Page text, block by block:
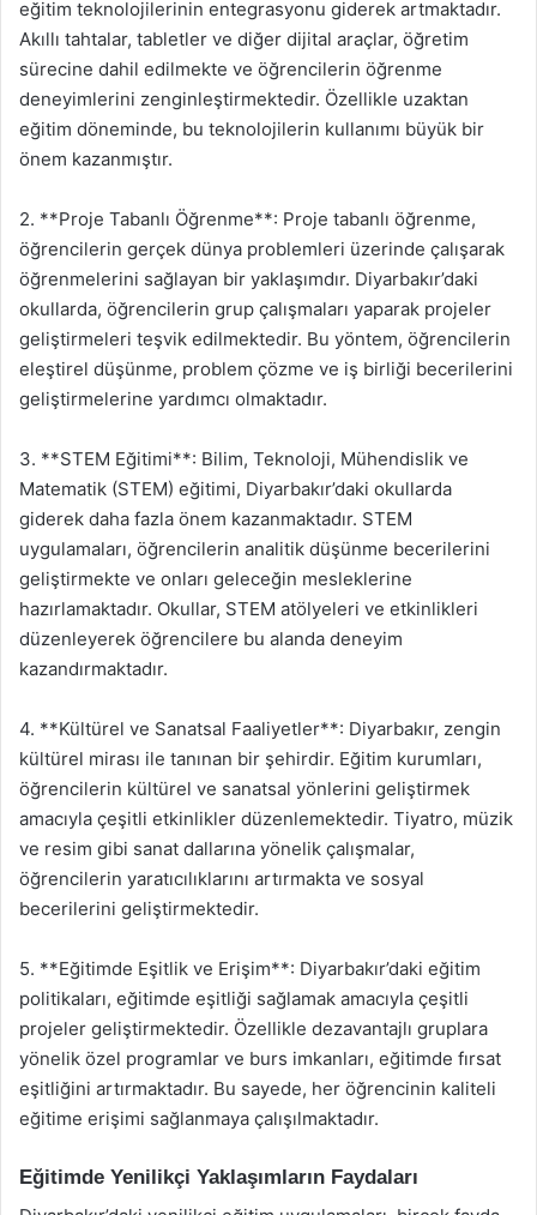
eğitim teknolojilerinin entegrasyonu giderek artmaktadır.
Akıllı tahtalar, tabletler ve diğer dijital araçlar, öğretim
sürecine dahil edilmekte ve öğrencilerin öğrenme
deneyimlerini zenginleştirmektedir. Özellikle uzaktan
eğitim döneminde, bu teknolojilerin kullanımı büyük bir
önem kazanmıştır.
2. **Proje Tabanlı Öğrenme**: Proje tabanlı öğrenme,
öğrencilerin gerçek dünya problemleri üzerinde çalışarak
öğrenmelerini sağlayan bir yaklaşımdır. Diyarbakır’daki
okullarda, öğrencilerin grup çalışmaları yaparak projeler
geliştirmeleri teşvik edilmektedir. Bu yöntem, öğrencilerin
eleştirel düşünme, problem çözme ve iş birliği becerilerini
geliştirmelerine yardımcı olmaktadır.
3. **STEM Eğitimi**: Bilim, Teknoloji, Mühendislik ve
Matematik (STEM) eğitimi, Diyarbakır’daki okullarda
giderek daha fazla önem kazanmaktadır. STEM
uygulamaları, öğrencilerin analitik düşünme becerilerini
geliştirmekte ve onları geleceğin mesleklerine
hazırlamaktadır. Okullar, STEM atölyeleri ve etkinlikleri
düzenleyerek öğrencilere bu alanda deneyim
kazandırmaktadır.
4. **Kültürel ve Sanatsal Faaliyetler**: Diyarbakır, zengin
kültürel mirası ile tanınan bir şehirdir. Eğitim kurumları,
öğrencilerin kültürel ve sanatsal yönlerini geliştirmek
amacıyla çeşitli etkinlikler düzenlemektedir. Tiyatro, müzik
ve resim gibi sanat dallarına yönelik çalışmalar,
öğrencilerin yaratıcılıklarını artırmakta ve sosyal
becerilerini geliştirmektedir.
5. **Eğitimde Eşitlik ve Erişim**: Diyarbakır’daki eğitim
politikaları, eğitimde eşitliği sağlamak amacıyla çeşitli
projeler geliştirmektedir. Özellikle dezavantajlı gruplara
yönelik özel programlar ve burs imkanları, eğitimde fırsat
eşitliğini artırmaktadır. Bu sayede, her öğrencinin kaliteli
eğitime erişimi sağlanmaya çalışılmaktadır.
Eğitimde Yenilikçi Yaklaşımların Faydaları